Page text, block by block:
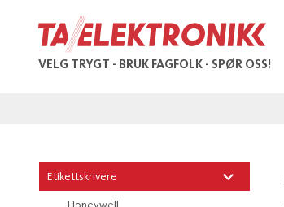
VELG TRYGT - BRUK FAGFOLK - SPØR OSS!
Etikettskrivere